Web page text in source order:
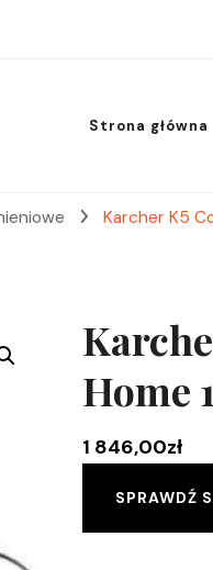
Strona główna
Karcher K5
Home
1 846,00zł
SPRAWDŹ